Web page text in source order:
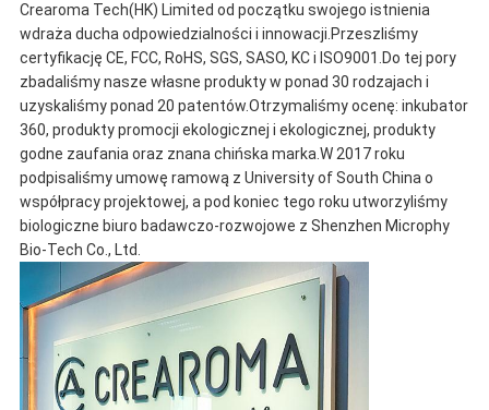
O
WYCENĘ
SITEMAP
POLITYKA
PRYWATNOŚCI
Crearoma Tech(HK) Limited od początku swojego istnienia
wdraża ducha odpowiedzialności i innowacji.Przeszliśmy
certyfikację CE, FCC, RoHS, SGS, SASO, KC i ISO9001.Do tej pory
zbadaliśmy nasze własne produkty w ponad 30 rodzajach i
uzyskaliśmy ponad 20 patentów.Otrzymaliśmy ocenę: inkubator
360, produkty promocji ekologicznej i ekologicznej, produkty
godne zaufania oraz znana chińska marka.W 2017 roku
podpisaliśmy umowę ramową z University of South China o
współpracy projektowej, a pod koniec tego roku utworzyliśmy
biologiczne biuro badawczo-rozwojowe z Shenzhen Microphy
Bio-Tech Co., Ltd.